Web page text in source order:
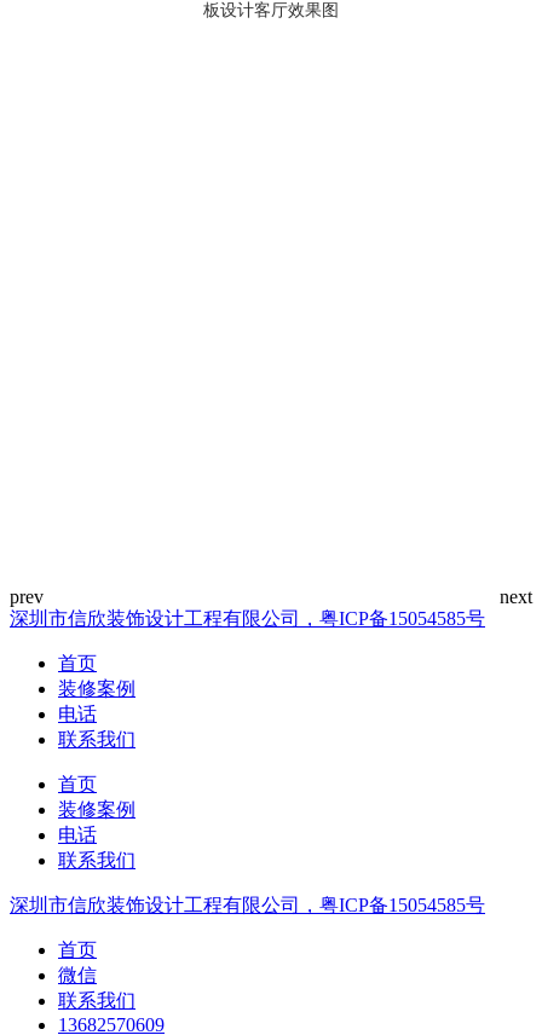
板设计客厅效果图
深圳市信欣装饰设计工程有限公司，粤ICP备15054585号
首页
装修案例
电话
联系我们
首页
装修案例
电话
联系我们
深圳市信欣装饰设计工程有限公司，粤ICP备15054585号
首页
微信
联系我们
13682570609